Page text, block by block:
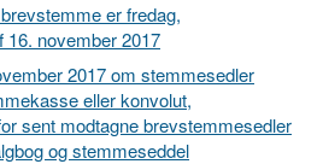
er fredag,
16. november 2017
2017 om stemmesedler
eller konvolut,
sent modtagne brevstemmesedler
og stemmeseddel